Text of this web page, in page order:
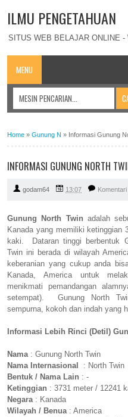
ILMU PENGETAHUAN
SITUS WEB BELAJAR ONLINE -
MENU
Home » Gunung N » Informasi Gunung
INFORMASI GUNUNG NORTH
godam64 13:07 Komentari
Gunung North Twin adalah
Kanada yang memiliki ketinggian
kaki. Dataran tinggi berbentuk
Twin ini berada di wilayah
keberanian yang cukup anda
Kanada, America untuk
menikmati pemandangan
setempat). Gunung North
sempurna, kokoh dan indah yang
Informasi Lebih Rinci (Detil)
Nama: Gunung North Twin
Nama Internasional
: North Twin
Bentuk / Nama Lain : -
Ketinggian : 3731 meter / 12241
Negara: Kanada
Wilayah / Benua: America